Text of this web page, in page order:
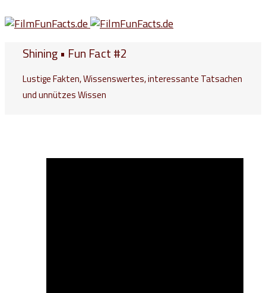
Shining • Fun Fact #2
Lustige Fakten, Wissenswertes, interessante Tatsachen
und unnützes Wissen